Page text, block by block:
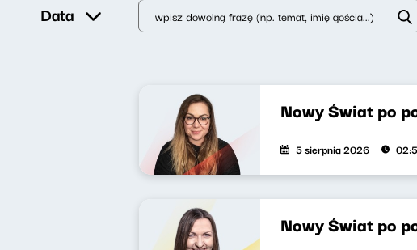
Data
Nowy Świat po
5 sierpnia 2026
Nowy Świat po